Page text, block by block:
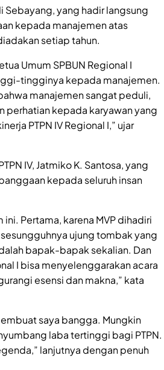
Sebayang, yang hadir langsung
kepada manajemen atas
setiap tahun.
Umum SPBUN Regional I
tingginya kepada manajemen.
manajemen sangat peduli,
perhatian kepada karyawan yang
PTPN IV Regional I,” ujar
IV, Jatmiko K. Santosa, yang
kepada seluruh insan
Pertama, karena MVP dihadiri
ujung tombak yang
bapak-bapak sekalian. Dan
I bisa menyelenggarakan acara
esensi dan makna,” kata
saya bangga. Mungkin
laba tertinggi bagi PTPN.
lanjutnya dengan penuh